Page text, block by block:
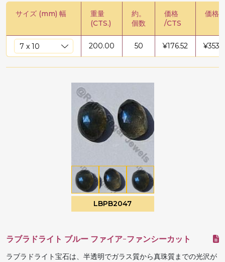
サイズ (mm) 幅
重量
(CTS.)
約。
個数
価格
/CTS
価格 /
200.00 50 ¥176.52 ¥
LBPB2047
ラブラドライト ブルー ファイア-ファンシーカット
ラブラドライト宝石は、半透明でガラス質から真珠質までの光沢が